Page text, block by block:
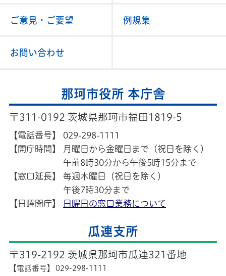
ご意見・ご要望 例規集
お問い合わせ
那珂市役所 本庁舎
〒311-0192 茨城県那珂市福田1819-5
【電話番号】
029-298-1111
【開庁時間】
月曜日から金曜日まで（祝日を除く）
午前8時30分から午後5時15分まで
【窓口延長】
毎週木曜日（祝日を除く）
午後7時30分まで
【日曜開庁】
日曜日の窓口業務について
瓜連支所
〒319-2192 茨城県那珂市瓜連321番地
【電話番号】
029-298-1111